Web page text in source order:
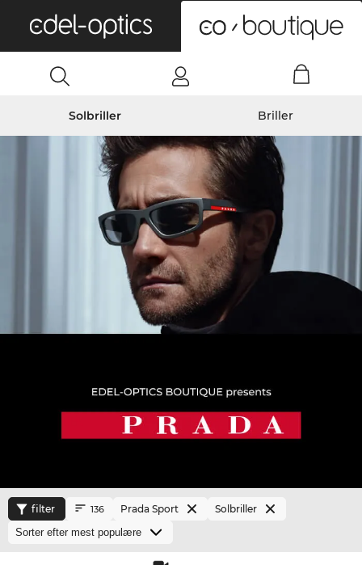
Solbriller Briller
filter 136 Prada Sport Solbriller